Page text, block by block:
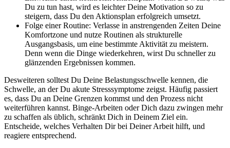
Du zu tun hast, wird es leichter Deine Motivation so zu
steigern, dass Du den Aktionsplan erfolgreich umsetzt.
Folge einer Routine: Verlasse in anstrengenden Zeiten Deine
Komfortzone und nutze Routinen als strukturelle
Ausgangsbasis, um eine bestimmte Aktivität zu meistern.
Denn wenn die Dinge wiederkehren, wirst Du schneller zu
glänzenden Ergebnissen kommen.
Desweiteren solltest Du Deine Belastungsschwelle kennen, die
Schwelle, an der Du akute Stresssymptome zeigst. Häufig passiert
es, dass Du an Deine Grenzen kommst und den Prozess nicht
weiterführen kannst. Binge-Arbeiten oder Dich dazu zwingen mehr
zu schaffen als üblich, schränkt Dich in Deinem Ziel ein.
Entscheide, welches Verhalten Dir bei Deiner Arbeit hilft, und
reagiere entsprechend.